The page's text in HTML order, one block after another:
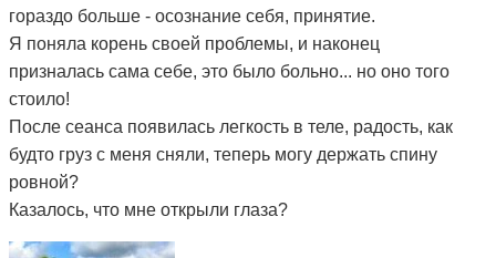
гораздо больше - осознание себя, принятие.
Я поняла корень своей проблемы, и наконец
призналась сама себе, это было больно... но оно того
стоило!
После сеанса появилась легкость в теле, радость, как
будто груз с меня сняли, теперь могу держать спину
ровной?
Казалось, что мне открыли глаза?